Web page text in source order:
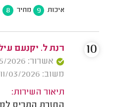
איכות 9 מחיר 8
רנת ל. יקנעם
אשרור: 10/05/2026
משוב: 11/03/2026
תיאור השירות:
10